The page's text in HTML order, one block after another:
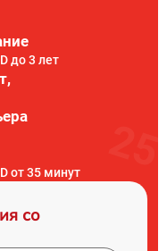
до 3 лет
от 35 минут
со